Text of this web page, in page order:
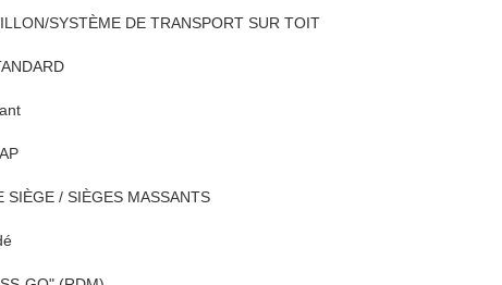
SYSTÈME DE TRANSPORT SUR TOIT
SIÈGE / SIÈGES MASSANTS